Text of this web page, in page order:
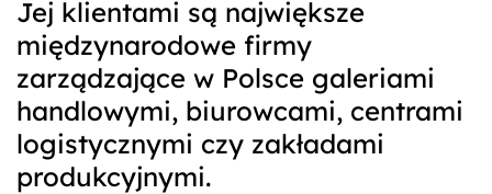
Jej klientami są największe
międzynarodowe firmy
zarządzające w Polsce galeriami
handlowymi, biurowcami, centrami
logistycznymi czy zakładami
produkcyjnymi.